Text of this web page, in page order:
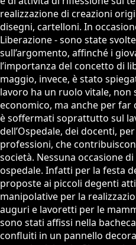
realizzazione di creazioni
disegni, cartelloni. In
Liberazione - sono state
sull’argomento, affinché i
l’importanza del concetto di
maggio, invece, è stato
lavoro ha un ruolo vitale, non
economico, ma anche per far
è soffermati soprattutto sul
dell’Ospedale, dei docenti,
professioni, che
società. Nessuna occasione
ospedale. Infatti per la festa
proposte ai piccoli degenti
manipolative per la
auguri e lavoretti per le
sono stati affissi nella
confluiti in un pannello